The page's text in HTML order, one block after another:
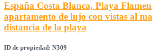
España Costa Blanca, Playa
apartamento de lujo con vistas al
distancia de la playa
ID de propiedad: N309